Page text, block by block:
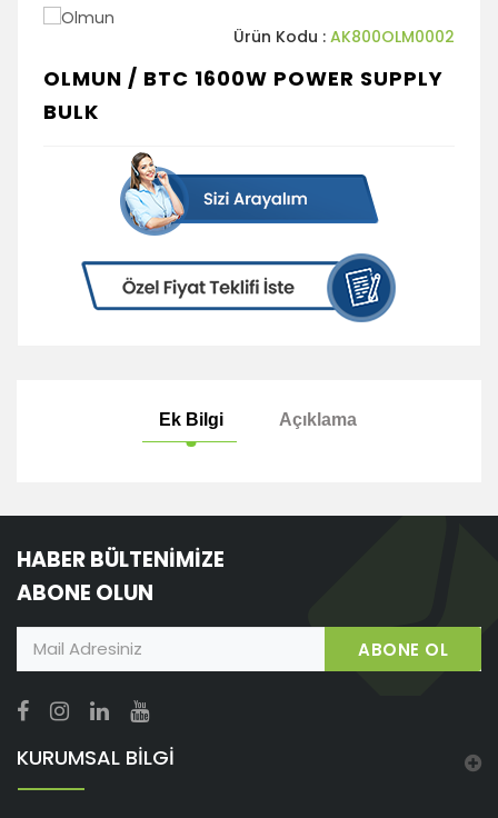
Ürün Kodu : AK800OLM0002
OLMUN / BTC 1600W POWER SUPPLY
BULK
HABER BÜLTENİMİZE
ABONE OLUN
ABONE OL
KURUMSAL BİLGİ